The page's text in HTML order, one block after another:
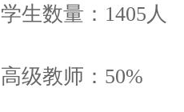
学生数量：1405人
高级教师：50%